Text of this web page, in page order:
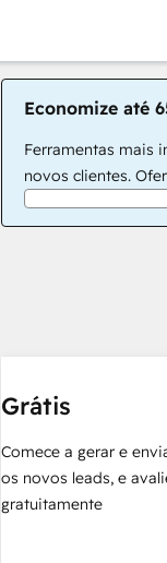
Economize até
Ferramentas mais
novos clientes.
Grátis
Comece a gerar e
os novos leads, e
gratuitamente